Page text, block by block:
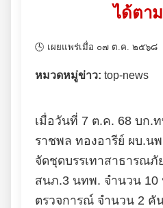
ได้ตา
🕓 เผยแพร่เมื่อ ๐๗ ต.ค. ๒๕๖๘
หมวดหมู่ข่าว: top-news
เมื่อวันที่ 7 ต.ค. 68 บก.
ราชพล ทองอารีย์ ผบ.น
จัดชุดบรรเทาสาธารณภั
สนภ.3 นทพ. จำนวน 10
ตรวจการณ์ จำนวน 2 คั